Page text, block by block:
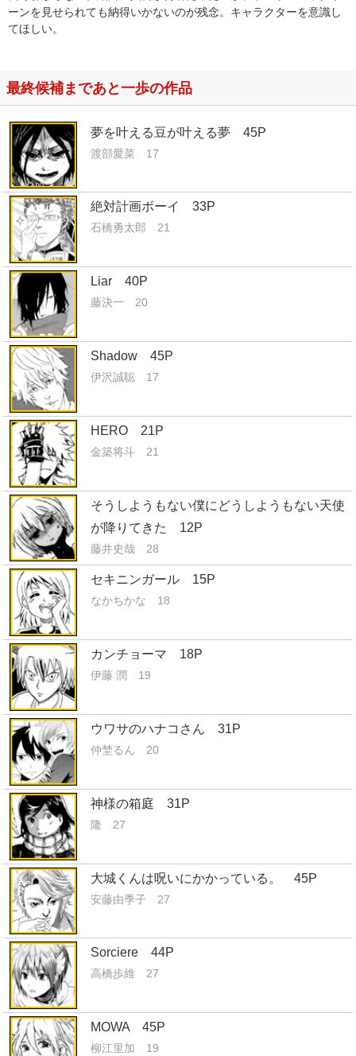
ーンを見せられても納得いかないのが残念。キャラクターを意識し
てほしい。
最終候補まであと一歩の作品
夢を叶える豆が叶える夢 45P
渡部愛菜 17
絶対計画ボーイ 33P
石橋勇太郎 21
Liar 40P
藤決一 20
Shadow 45P
伊沢誠聡 17
HERO 21P
金築将斗 21
そうしようもない僕にどうしようもない天使
が降りてきた 12P
藤井史哉 28
セキニンガール 15P
なかちかな 18
カンチョーマ 18P
伊藤 潤 19
ウワサのハナコさん 31P
仲埜るん 20
神様の箱庭 31P
隆 27
大城くんは呪いにかかっている。 45P
安藤由季子 27
Sorciere 44P
高橋歩維 27
MOWA 45P
柳江里加 19